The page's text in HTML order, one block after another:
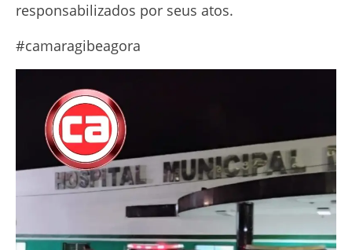
responsabilizados por seus atos.
#camaragibeagora